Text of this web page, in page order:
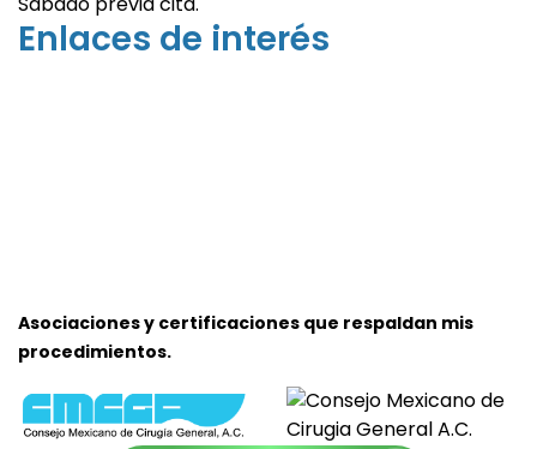
Enlaces de interés
Asociaciones y certificaciones que respaldan mis
procedimientos.